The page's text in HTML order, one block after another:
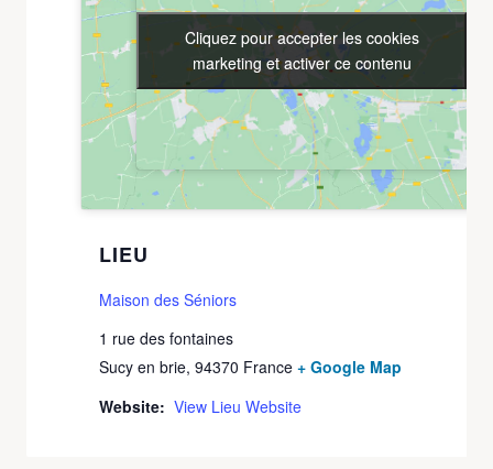
LIEU
Maison des Séniors
1 rue des fontaines
Sucy en brie, 94370 France + Google Map
Website: View Lieu Website
Cliquez pour accepter les cookies
marketing et activer ce contenu
Cliquez pour accepter les cookies
marketing et activer ce contenu